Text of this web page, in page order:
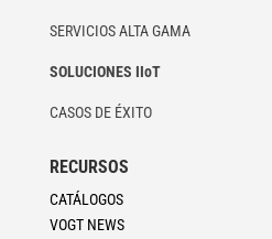
SERVICIOS ALTA GAMA
SOLUCIONES IIoT
CASOS DE ÉXITO
RECURSOS
CATÁLOGOS
VOGT NEWS